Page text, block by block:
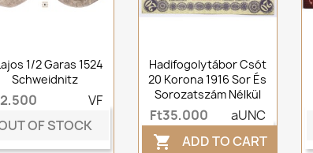
1/2 Garas 1524
Schweidnitz
VF
OF STOCK
Hadifogolytábor Csót
20 Korona 1916 Sor És
Sorozatszám Nélkül
Ft35,000 aUNC
 ADD TO CART